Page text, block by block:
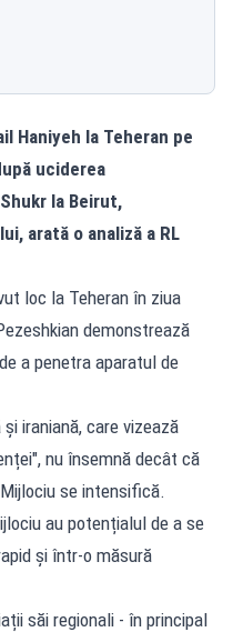
Haniyeh la Teheran pe
uciderea
la Beirut,
arată o analiză a RL
loc la Teheran în ziua
demonstrează
a penetra aparatul de
iraniană, care vizează
nu însemnă decât că
se intensifică.
au potențialul de a se
și într-o măsură
săi regionali - în principal